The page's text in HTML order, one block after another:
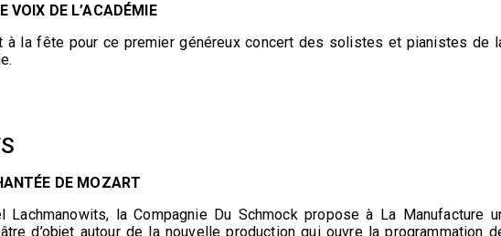
VOIX DE L’ACADÉMIE
à la fête pour ce premier généreux concert des solistes et pianistes de
DE MOZART
Lachmanowits, la Compagnie Du Schmock propose à La Manufacture
d’objet autour de la nouvelle production qui ouvre la programmation